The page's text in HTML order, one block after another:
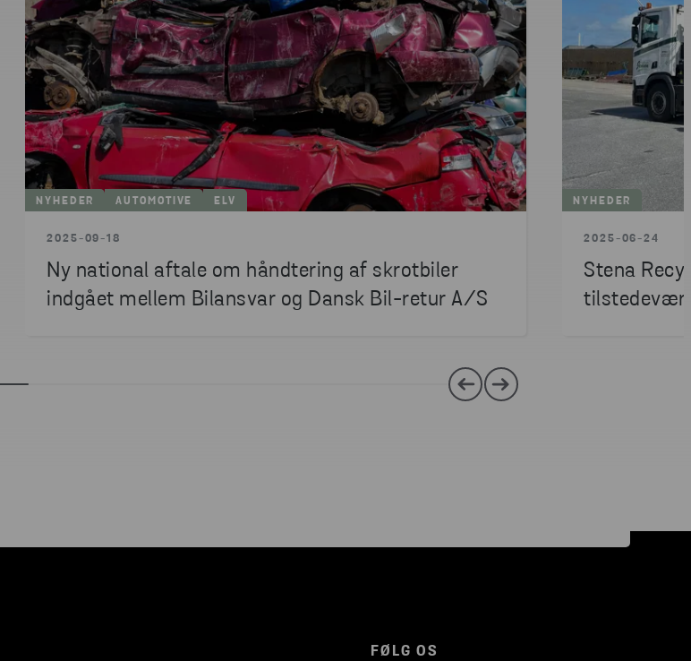
NYHEDER AUTOMOTIVE ELV
2025-09-18
Ny national aftale om håndtering af skrotbiler
indgået mellem Bilansvar og Dansk Bil-retur A/S
NYHEDER
2025-06-24
Stena
FØLG OS